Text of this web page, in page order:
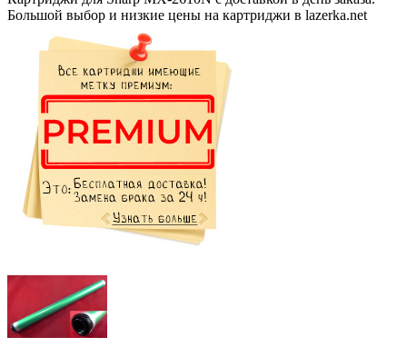
Большой выбор и низкие цены на картриджи в lazerka.net